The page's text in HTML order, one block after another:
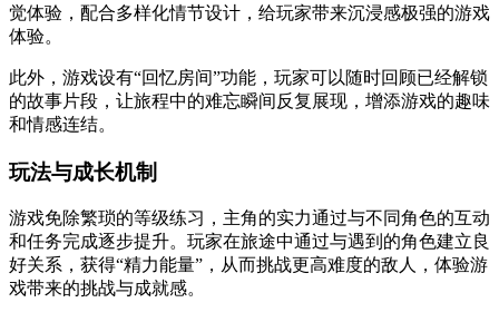
觉体验，配合多样化情节设计，给玩家带来沉浸感极强的游戏
体验。
此外，游戏设有“回忆房间”功能，玩家可以随时回顾已经解锁
的故事片段，让旅程中的难忘瞬间反复展现，增添游戏的趣味
和情感连结。
玩法与成长机制
游戏免除繁琐的等级练习，主角的实力通过与不同角色的互动
和任务完成逐步提升。玩家在旅途中通过与遇到的角色建立良
好关系，获得“精力能量”，从而挑战更高难度的敌人，体验游
戏带来的挑战与成就感。